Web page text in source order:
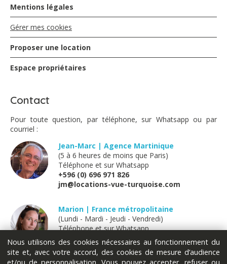
Mentions légales
Gérer mes cookies
Proposer une location
Espace propriétaires
Contact
Pour toute question, par téléphone, sur Whatsapp ou par
courriel :
Jean-Marc | Agence Martinique
(5 à 6 heures de moins que Paris)
Téléphone et sur Whatsapp
+596 (0) 696 971 826
jm@locations-vue-turquoise.com
Marion | France métropolitaine
(Lundi - Mardi - Jeudi - Vendredi)
Téléphone et sur Whatsapp
+33 (0) 611 289 121
marion@locations-vue-turquoise.com
Nous utilisons des cookies nécessaires au fonctionnement du
site et, avec votre accord, des cookies de mesure d’audience